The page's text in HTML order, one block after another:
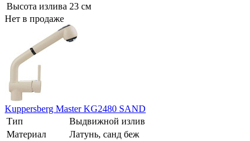
Высота излива 23 см
Нет в продаже
Kuppersberg Master KG2480 SAND
Тип
Выдвижной излив
Материал
Латунь, санд беж